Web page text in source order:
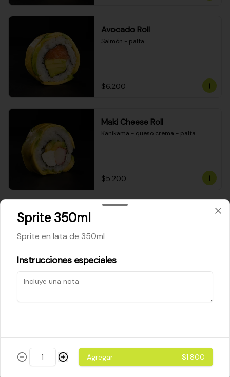
Avocado Roll
Salmón - palta
$6.200
Maki Cheese Roll
Kanikama - queso crema - palta
$5.200
$5.200
$5.800
Sprite 350ml
Sprite en lata de 350ml
Instrucciones especiales
Agregar $1.800